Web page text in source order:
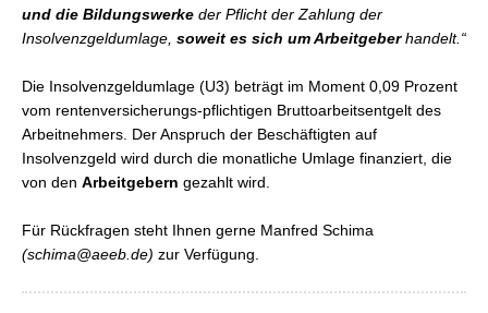
und die Bildungswerke der Pflicht der Zahlung der
Insolvenzgeldumlage, soweit es sich um Arbeitgeberhandelt.“
Die Insolvenzgeldumlage (U3) beträgt im Moment 0,09 Prozent
vom rentenversicherungs-pflichtigen Bruttoarbeitsentgelt des
Arbeitnehmers. Der Anspruch der Beschäftigten auf
Insolvenzgeld wird durch die monatliche Umlage finanziert, die
von den Arbeitgebern gezahlt wird.
Für Rückfragen steht Ihnen gerne Manfred Schima
(schima@aeeb.de) zur Verfügung.